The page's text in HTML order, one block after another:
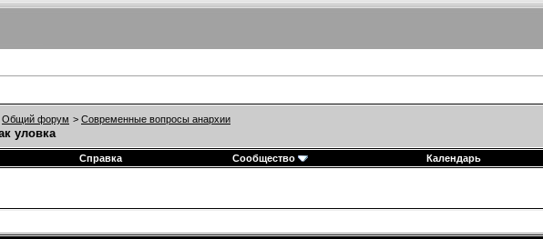
Общий форум > Современные вопросы анархии
уловка
Справка Сообщество Календарь